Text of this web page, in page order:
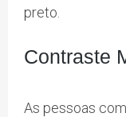
preto.
Contraste
As pessoas